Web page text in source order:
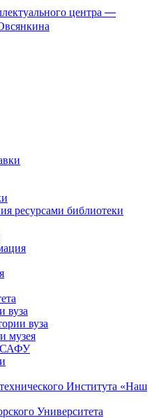
центра —
ресурсами библиотеки
вуза
вуза
музея
САФУ
Института «Наш
Университета